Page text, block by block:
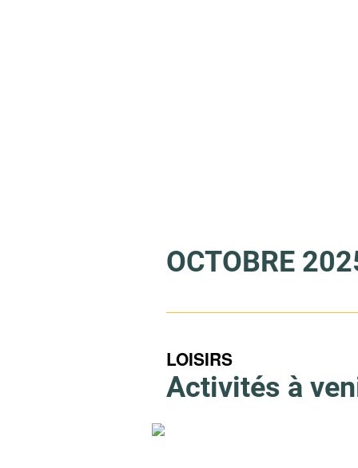
OCTOBRE
LOISIRS
Activités à